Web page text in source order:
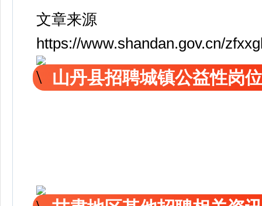
文章来源
https://www.shandan.gov.cn/
山丹县招聘城镇公益性岗